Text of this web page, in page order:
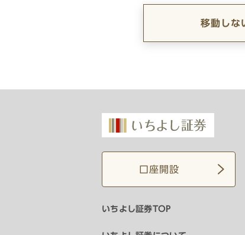
移動しな
口座開設
いちよし証券TOP